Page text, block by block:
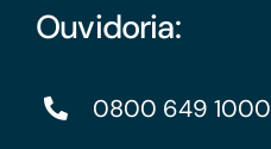
Ouvidoria:
0800 649 1000